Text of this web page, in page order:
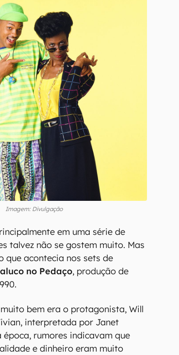
Imagem: Divulgação
em uma série de
talvez não se gostem muito. Mas
que acontecia nos sets de
no Pedaço, produção de
bem era o protagonista, Will
interpretada por Janet
rumores indicavam que
e dinheiro eram muito